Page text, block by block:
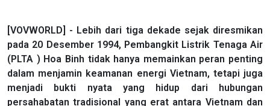
[VOVWORLD] - Lebih dari tiga dekade sejak diresmikan
pada 20 Desember 1994, Pembangkit Listrik Tenaga Air
(PLTA ) Hoa Binh tidak hanya memainkan peran penting
dalam menjamin keamanan energi Vietnam, tetapi juga
menjadi bukti nyata yang hidup dari hubungan
persahabatan tradisional yang erat antara Vietnam dan